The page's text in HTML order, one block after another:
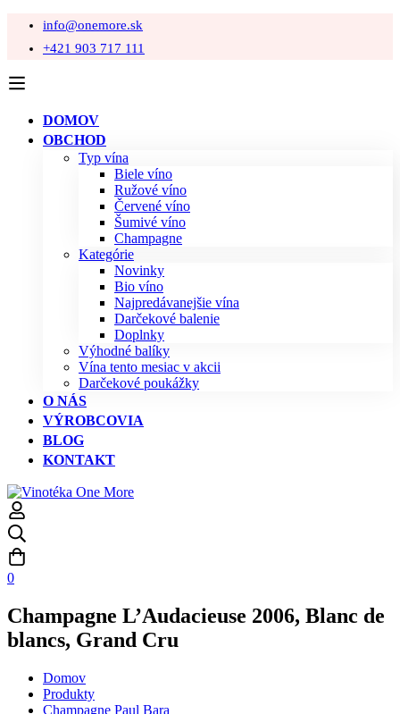
info@onemore.sk
+421 903 717 111
DOMOV
OBCHOD
Typ vína
Biele víno
Ružové víno
Červené víno
Šumivé víno
Champagne
Kategórie
Novinky
Bio víno
Najpredávanejšie vína
Darčekové balenie
Doplnky
Výhodné balíky
Vína tento mesiac v akcii
Darčekové poukážky
O NÁS
VÝROBCOVIA
BLOG
KONTAKT
0
Champagne L’Audacieuse 2006, Blanc de
blancs, Grand Cru
Domov
Produkty
Champagne Paul Bara